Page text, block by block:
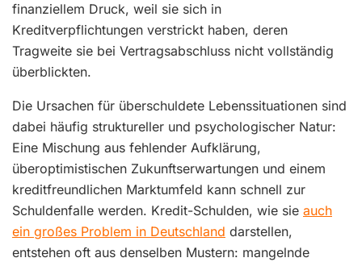
finanziellem Druck, weil sie sich in
Kreditverpflichtungen verstrickt haben, deren
Tragweite sie bei Vertragsabschluss nicht vollständig
überblickten.
Die Ursachen für überschuldete Lebenssituationen sind
dabei häufig struktureller und psychologischer Natur:
Eine Mischung aus fehlender Aufklärung,
überoptimistischen Zukunftserwartungen und einem
kreditfreundlichen Marktumfeld kann schnell zur
Schuldenfalle werden. Kredit-Schulden, wie sie auch
ein großes Problem in Deutschland darstellen,
entstehen oft aus denselben Mustern: mangelnde